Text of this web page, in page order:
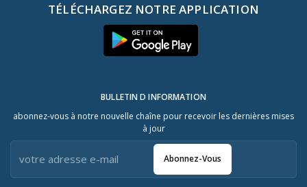
TÉLÉCHARGEZ NOTRE APPLICATION
BULLETIN D INFORMATION
abonnez-vous à notre nouvelle chaîne pour recevoir les dernières mises
à jour
Abonnez-Vous